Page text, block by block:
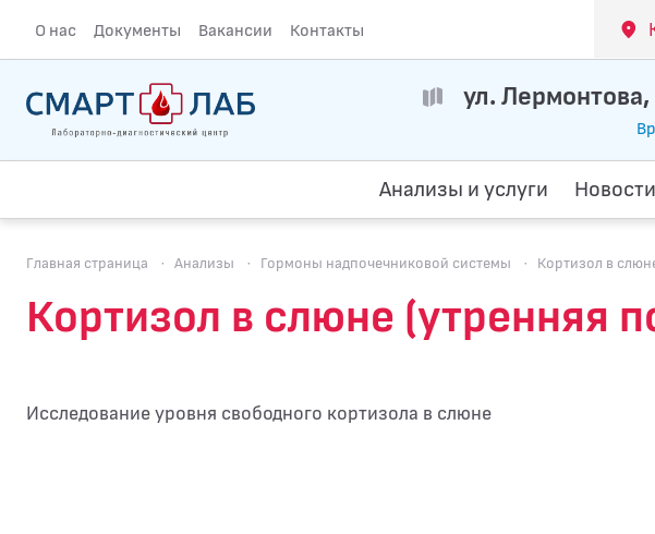
О нас Документы Вакансии Контакты
ул.
Анализы и услуги
Главная страница · Анализы · Гормоны надпочечниковой системы · Кортизол в
Кортизол в слюне (утренняя
Исследование уровня свободного кортизола в слюне